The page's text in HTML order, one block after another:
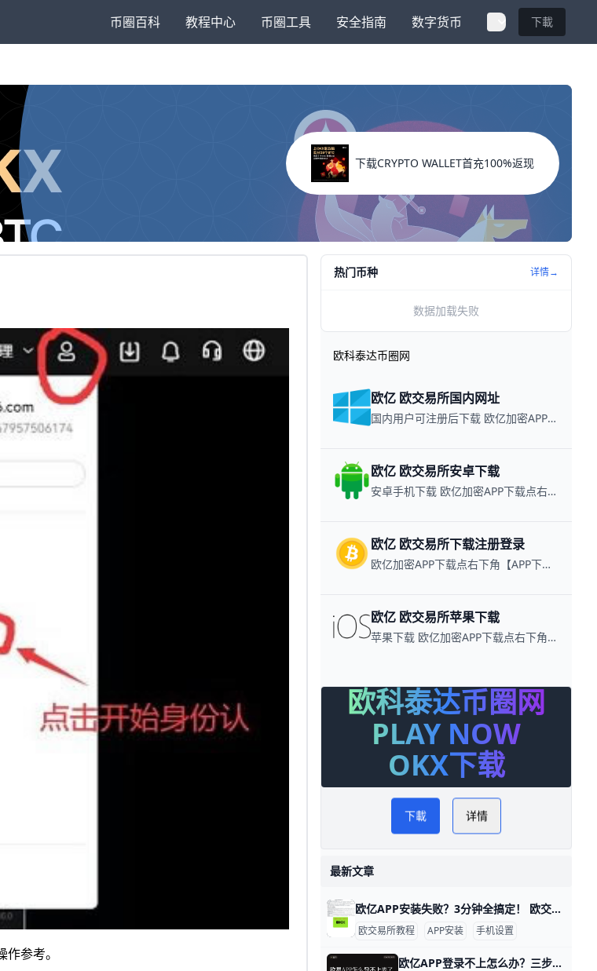
币圈百科 教程中心 币圈工具 安全指南 数字货币 下載
下载CRYPTO WALLET首充100%返现
参考。
热门币种 详情→
数据加载失败
欧科泰达币圈网
欧亿 欧交易所国内网址
国内用户可注册后下载 欧亿加密APP下载点右下角【APP下载】联系客服 每日更新可用链接
欧亿 欧交易所安卓下载
安卓手机下载 欧亿加密APP下载点右下角【APP下载】联系客服 每日更新可用链接
欧亿 欧交易所下载注册登录
欧亿加密APP下载点右下角【APP下载】联系客服 每日更新可用链接
欧亿 欧交易所苹果下载
苹果下载 欧亿加密APP下载点右下角【APP下载】联系客服 每日更新可用链接
欧科泰达币圈网
PLAY NOW
OKX下载
下載 详情
最新文章
欧亿APP安装失败？3分钟全搞定！ 欧交易所APP无法安装很常见，主要原因是手机安全设置、网络问题或下载渠道不对。 比如华为、小米、OPPO、VIVO这些安卓手机，默认禁止从浏览器安装非官方APP，数据显示90%的用户遇到这个情况。 先检查存储空间，至少留1GB空闲，再清理手机缓存，就能避免一半的安装失败。
欧交易所教程 APP安装 手机设置
欧亿APP登录不上怎么办？三步排查快速解决 如果你用的是O易（ouyi）App，发现“登录不了”，不要急着重装或换设备，大多数问题都是网络、账号信息或App本身导致的。只要按照下面的步骤一步步排查，通常就能很快恢复正常登录。下面用通俗的语言，一句句说清楚怎么操作。